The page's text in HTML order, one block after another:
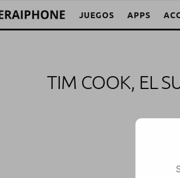
JUEGOS APPS
TIM COOK, EL